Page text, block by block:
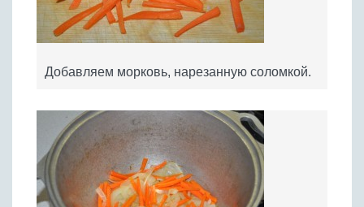
Добавляем морковь, нарезанную соломкой.